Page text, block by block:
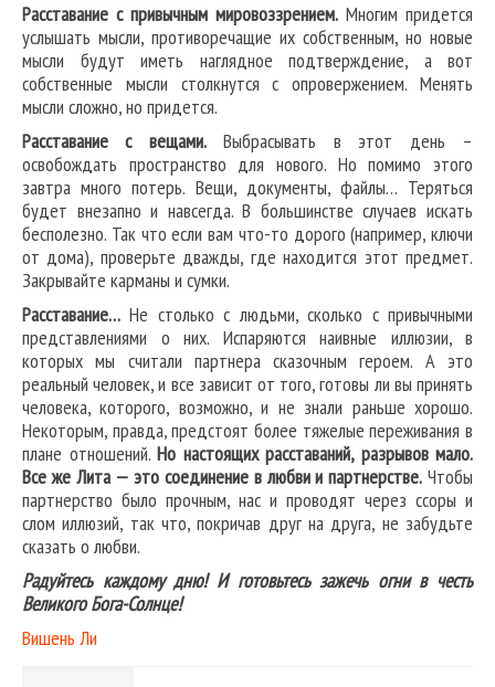
Расставание с привычным мировоззрением. Многим придется
услышать мысли, противоречащие их собственным, но новые
мысли будут иметь наглядное подтверждение, а вот
собственные мысли столкнутся с опровержением. Менять
мысли сложно, но придется.
Расставание с вещами.Выбрасывать в этот день –
освобождать пространство для нового. Но помимо этого
завтра много потерь. Вещи, документы, файлы… Теряться
будет внезапно и навсегда. В большинстве случаев искать
бесполезно. Так что если вам что-то дорого (например, ключи
от дома), проверьте дважды, где находится этот предмет.
Закрывайте карманы и сумки.
Расставание… Не столько с людьми, сколько с привычными
представлениями о них. Испаряются наивные иллюзии, в
которых мы считали партнера сказочным героем. А это
реальный человек, и все зависит от того, готовы ли вы принять
человека, которого, возможно, и не знали раньше хорошо.
Некоторым, правда, предстоят более тяжелые переживания в
плане отношений. Но настоящих расставаний, разрывов мало.
Все же Лита — это соединение в любви и партнерстве. Чтобы
партнерство было прочным, нас и проводят через ссоры и
слом иллюзий, так что, покричав друг на друга, не забудьте
сказать о любви.
Радуйтесь каждому дню! И готовьтесь зажечь огни в честь
Великого Бога-Солнце!
Вишень Ли